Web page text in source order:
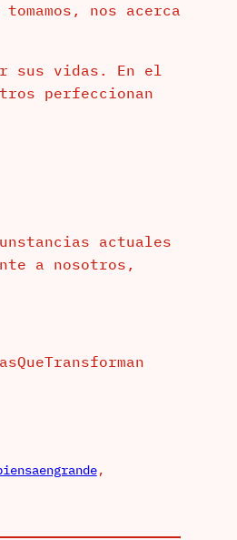
nos acerca
sus vidas. En el
perfeccionan
actuales
a nosotros,